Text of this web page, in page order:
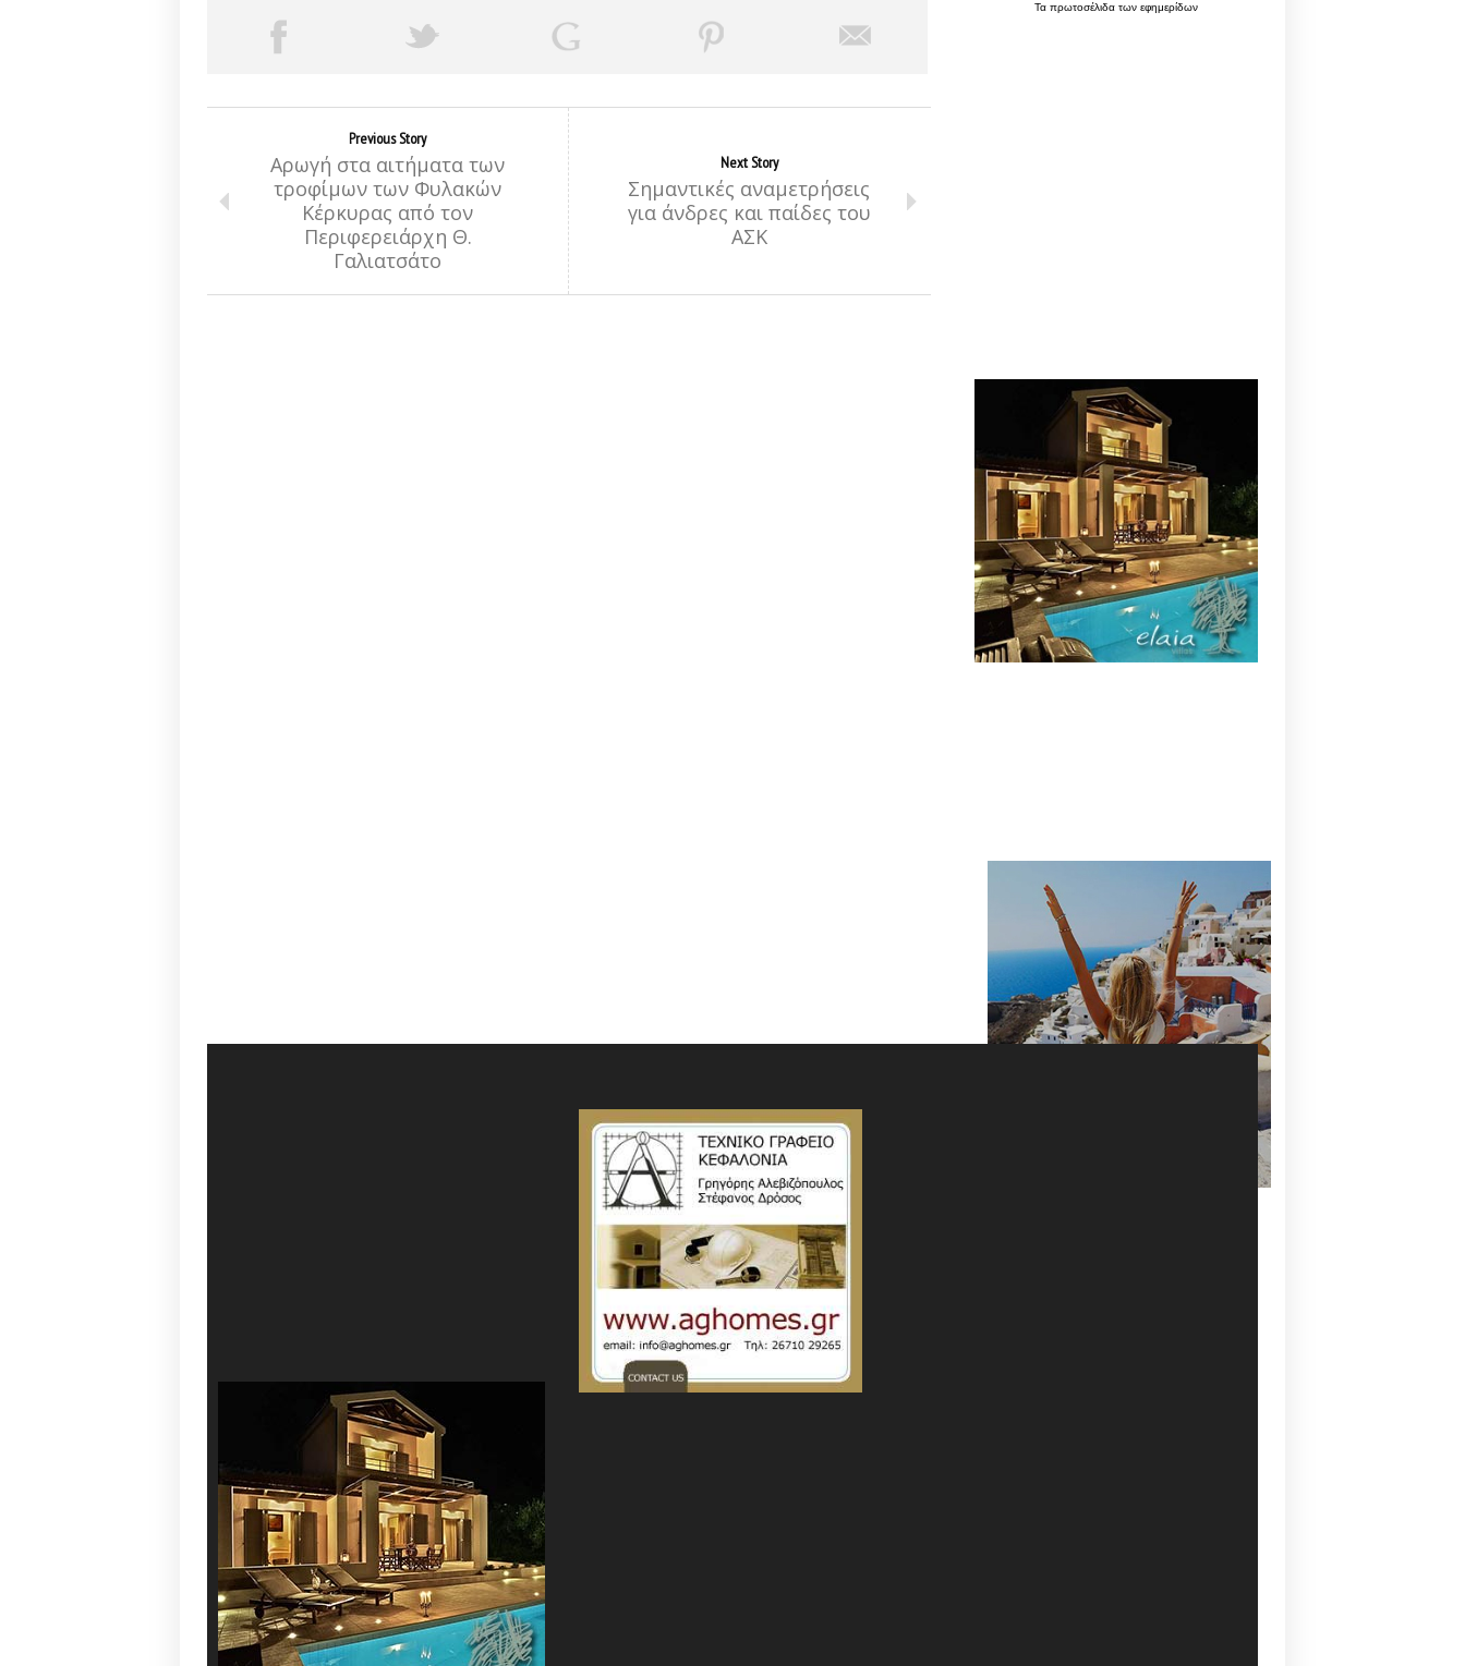
Previous Story
Αρωγή στα αιτήματα των
τροφίμων των Φυλακών
Κέρκυρας από τον
Περιφερειάρχη Θ.
Γαλιατσάτο
Next Story
Σημαντικές αναμετρήσεις
για άνδρες και παίδες του
ΑΣΚ
Τα πρωτοσέλιδα των εφημερίδων